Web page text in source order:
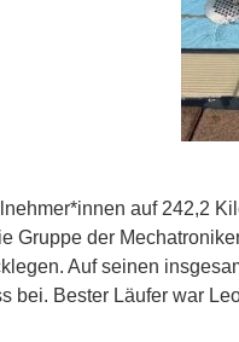
auf 242,2
Gruppe der
Auf seinen
bei. Bester Läufer war